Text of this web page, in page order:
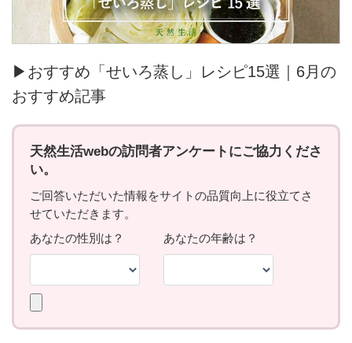
▶おすすめ「せいろ蒸し」レシピ15選｜6月の
おすすめ記事